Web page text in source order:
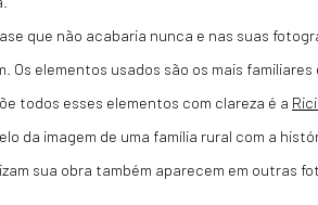
que não acabaria nunca e nas suas
Os elementos usados são os mais
todos esses elementos com clareza é a
da imagem de uma família rural com a
sua obra também aparecem em outras